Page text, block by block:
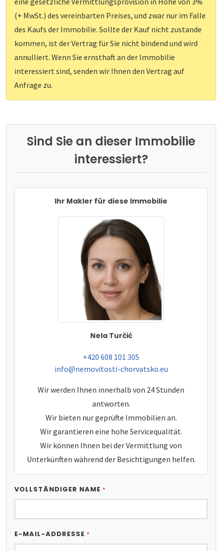
(+ MwSt.) des vereinbarten Preises, und zwar nur im Falle
des Kaufs der Immobilie. Sollte der Kauf nicht zustande
kommen, ist der Vertrag für Sie nicht bindend und wird
annulliert. Wenn Sie ernsthaft an der Immobilie
interessiert sind, senden wir Ihnen den Vertrag auf
Anfrage zu.
Sind Sie an dieser Immobilie
interessiert?
Ihr Makler für diese Immobilie
Nela Turčić
tel:
+420 608 101 305
e-mail:
info@nemovitosti-chorvatsko.eu
Wir werden Ihnen innerhalb von 24 Stunden
antworten.
Wir bieten nur geprüfte Immobilien an.
Wir garantieren eine hohe Servicequalität.
Wir können Ihnen bei der Vermittlung von
Unterkünften während der Besichtigungen helfen.
VOLLSTÄNDIGER NAME *
E-MAIL-ADDRESSE *